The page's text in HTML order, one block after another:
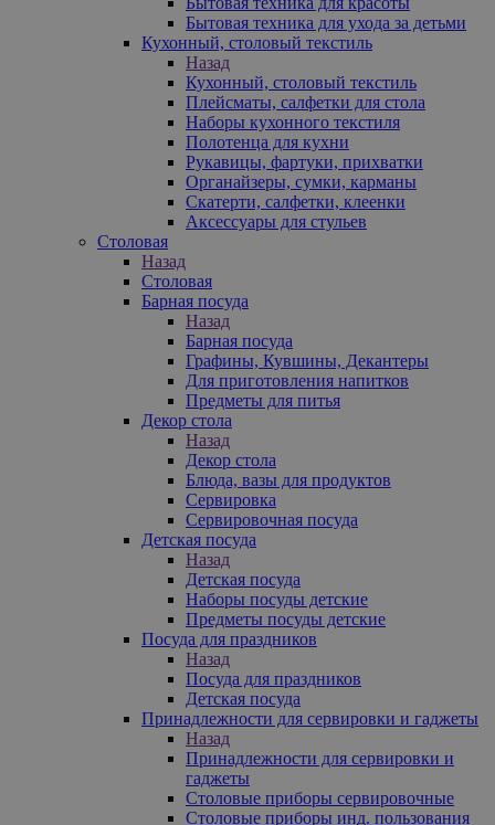
Бытовая техника для ухода за детьми
Кухонный, столовый текстиль
Назад
Кухонный, столовый текстиль
Плейсматы, салфетки для стола
Наборы кухонного текстиля
Полотенца для кухни
Рукавицы, фартуки, прихватки
Органайзеры, сумки, карманы
Скатерти, салфетки, клеенки
Аксессуары для стульев
Столовая
Назад
Столовая
Барная посуда
Назад
Барная посуда
Графины, Кувшины, Декантеры
Для приготовления напитков
Предметы для питья
Декор стола
Назад
Декор стола
Блюда, вазы для продуктов
Сервировка
Сервировочная посуда
Детская посуда
Назад
Детская посуда
Наборы посуды детские
Предметы посуды детские
Посуда для праздников
Назад
Посуда для праздников
Детская посуда
Принадлежности для сервировки и гаджеты
Назад
Принадлежности для сервировки и
гаджеты
Столовые приборы сервировочные
Столовые приборы инд. пользования